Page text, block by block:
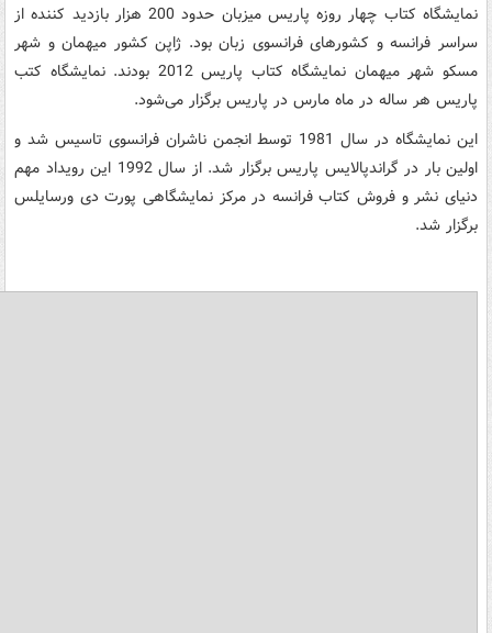
نمایشگاه کتاب چهار روزه پاریس میزبان حدود 200 هزار بازدید کننده از
سراسر فرانسه و کشورهای فرانسوی زبان بود. ژاپن کشور میهمان و شهر
مسکو شهر میهمان نمایشگاه کتاب پاریس 2012 بودند. نمایشگاه کتب
پاریس هر ساله در ماه مارس در پاریس برگزار می‌شود.
این نمایشگاه در سال 1981 توسط انجمن ناشران فرانسوی تاسیس شد و
اولین بار در گراندپالایس پاریس برگزار شد. از سال 1992 این رویداد مهم
دنیای نشر و فروش کتاب فرانسه در مرکز نمایشگاهی پورت دی ورسایلس
برگزار شد.